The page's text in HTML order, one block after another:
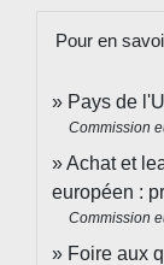
Pour en
Pays de
Commission
Achat et
européen :
Commission
Foire aux